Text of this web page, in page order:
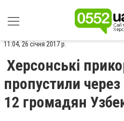
11:04, 26 січня 2017 р.
Херсонські
пропустили
12 громадян